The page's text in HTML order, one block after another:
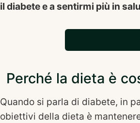
il diabete e a sentirmi più in
Perché la dieta è
Quando si parla di diabete, in
obiettivi della dieta è